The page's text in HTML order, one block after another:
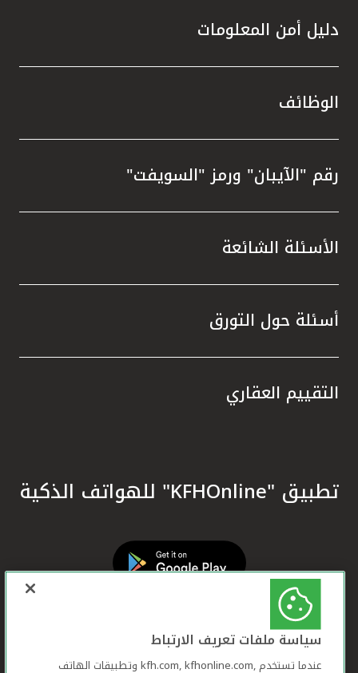
دليل أمن المعلومات
الوظائف
رقم "الآيبان" ورمز "السويفت"
الأسئلة الشائعة
أسئلة حول التورق
التقييم العقاري
تطبيق "KFHOnline" للهواتف الذكية
سياسة ملفات تعريف الارتباط
عندما تستخدم ,kfh.com, kfhonline.com وتطبيقات الهاتف